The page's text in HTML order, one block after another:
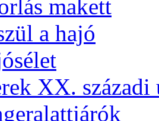
makett
a hajó
XX. századi